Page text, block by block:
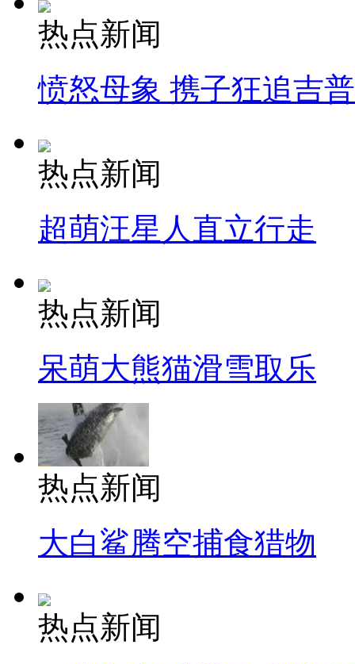
热点新闻
愤怒母象 携子狂追吉
热点新闻
超萌汪星人直立行走
热点新闻
呆萌大熊猫滑雪取乐
热点新闻
大白鲨腾空捕食猎物
热点新闻